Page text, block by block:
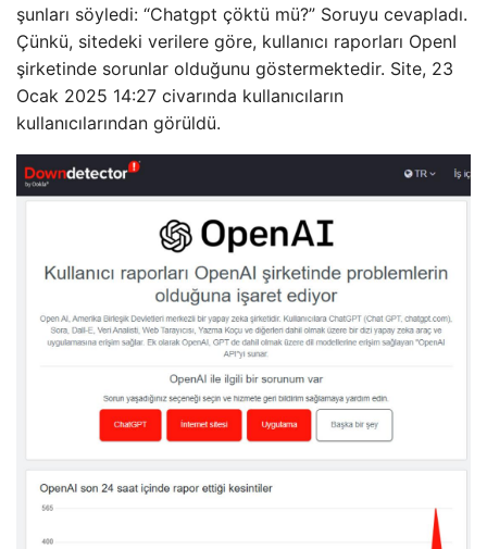
şunları söyledi: “Chatgpt çöktü mü?” Soruyu cevapladı.
Çünkü, sitedeki verilere göre, kullanıcı raporları OpenI
şirketinde sorunlar olduğunu göstermektedir. Site, 23
Ocak 2025 14:27 civarında kullanıcıların
kullanıcılarından görüldü.